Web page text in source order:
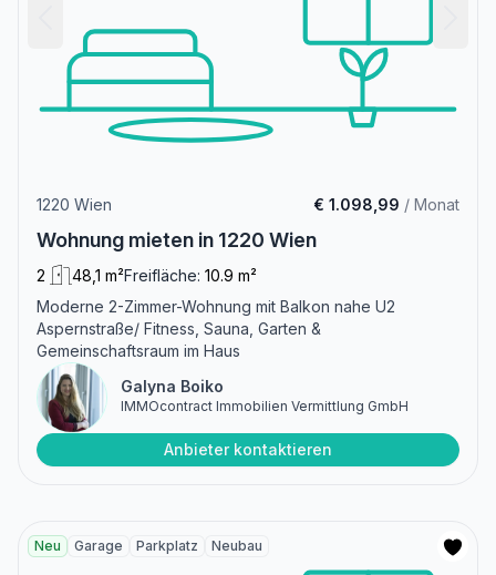
1220 Wien € 1.098,99 / Monat
Wohnung mieten in 1220 Wien
2 48,1 m²Freifläche: 10.9 m²
Moderne 2-Zimmer-Wohnung mit Balkon nahe U2
Aspernstraße/ Fitness, Sauna, Garten &
Gemeinschaftsraum im Haus
Galyna Boiko
IMMOcontract Immobilien Vermittlung GmbH
Anbieter kontaktieren
Neu Garage Parkplatz Neubau